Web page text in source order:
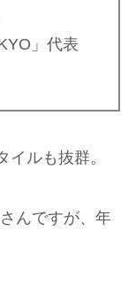
」代表
イルも抜群。
んですが、年